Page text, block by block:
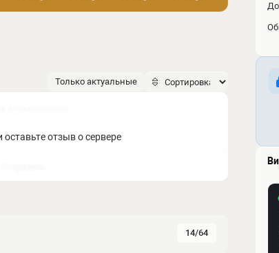
Только актуальные
оставьте отзыв о сервере
14/64